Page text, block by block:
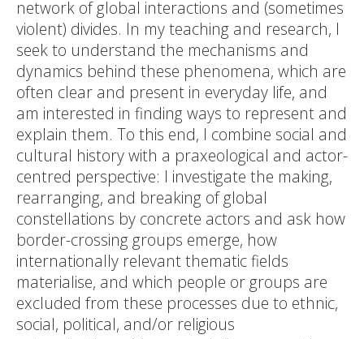
network of global interactions and (sometimes
violent) divides. In my teaching and research, I
seek to understand the mechanisms and
dynamics behind these phenomena, which are
often clear and present in everyday life, and
am interested in finding ways to represent and
explain them. To this end, I combine social and
cultural history with a praxeological and actor-
centred perspective: I investigate the making,
rearranging, and breaking of global
constellations by concrete actors and ask how
border-crossing groups emerge, how
internationally relevant thematic fields
materialise, and which people or groups are
excluded from these processes due to ethnic,
social, political, and/or religious